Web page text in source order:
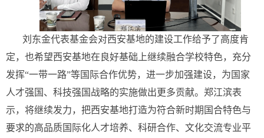
刘东金代表基金会对西安基地的建设工作给予了高度肯
定，也希望西安基地在良好基础上继续融合学校特色，充分
发挥“一带一路”等国际合作优势，进一步加强建设，为国家
人才强国、科技强国战略的实施做出更多贡献。郑江滨表
示，将继续发力，把西安基地打造为符合新时期国合特色与
要求的高品质国际化人才培养、科研合作、文化交流专业平